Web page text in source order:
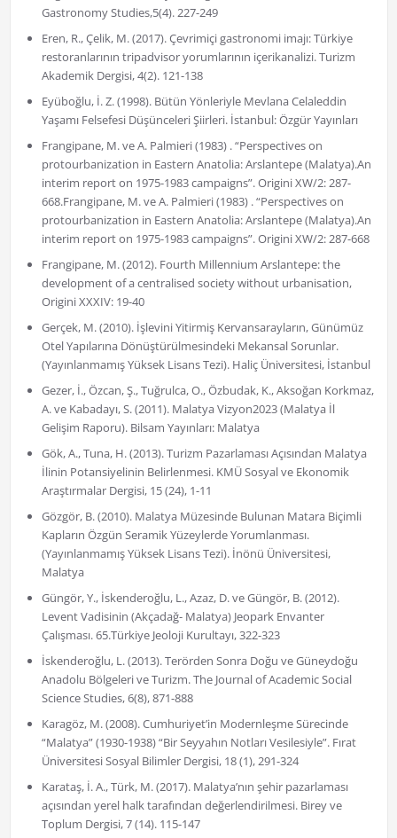
Gastronomy Studies,5(4). 227-249
Eren, R., Çelik, M. (2017). Çevrimiçi gastronomi imajı: Türkiye
restoranlarının tripadvisor yorumlarının içerikanalizi. Turizm
Akademik Dergisi, 4(2). 121-138
Eyüboğlu, İ. Z. (1998). Bütün Yönleriyle Mevlana Celaleddin
Yaşamı Felsefesi Düşünceleri Şiirleri. İstanbul: Özgür Yayınları
Frangipane, M. ve A. Palmieri (1983) . “Perspectives on
protourbanization in Eastern Anatolia: Arslantepe (Malatya).An
interim report on 1975-1983 campaigns”. Origini XW/2: 287-
668.Frangipane, M. ve A. Palmieri (1983) . “Perspectives on
protourbanization in Eastern Anatolia: Arslantepe (Malatya).An
interim report on 1975-1983 campaigns”. Origini XW/2: 287-668
Frangipane, M. (2012). Fourth Millennium Arslantepe: the
development of a centralised society without urbanisation,
Origini XXXIV: 19-40
Gerçek, M. (2010). İşlevini Yitirmiş Kervansarayların, Günümüz
Otel Yapılarına Dönüştürülmesindeki Mekansal Sorunlar.
(Yayınlanmamış Yüksek Lisans Tezi). Haliç Üniversitesi, İstanbul
Gezer, İ., Özcan, Ş., Tuğrulca, O., Özbudak, K., Aksoğan Korkmaz,
A. ve Kabadayı, S. (2011). Malatya Vizyon2023 (Malatya İl
Gelişim Raporu). Bilsam Yayınları: Malatya
Gök, A., Tuna, H. (2013). Turizm Pazarlaması Açısından Malatya
İlinin Potansiyelinin Belirlenmesi. KMÜ Sosyal ve Ekonomik
Araştırmalar Dergisi, 15 (24), 1-11
Gözgör, B. (2010). Malatya Müzesinde Bulunan Matara Biçimli
Kapların Özgün Seramik Yüzeylerde Yorumlanması.
(Yayınlanmamış Yüksek Lisans Tezi). İnönü Üniversitesi,
Malatya
Güngör, Y., İskenderoğlu, L., Azaz, D. ve Güngör, B. (2012).
Levent Vadisinin (Akçadağ- Malatya) Jeopark Envanter
Çalışması. 65.Türkiye Jeoloji Kurultayı, 322-323
İskenderoğlu, L. (2013). Terörden Sonra Doğu ve Güneydoğu
Anadolu Bölgeleri ve Turizm. The Journal of Academic Social
Science Studies, 6(8), 871-888
Karagöz, M. (2008). Cumhuriyet’in Modernleşme Sürecinde
“Malatya” (1930-1938) “Bir Seyyahın Notları Vesilesiyle”. Fırat
Üniversitesi Sosyal Bilimler Dergisi, 18 (1), 291-324
Karataş, İ. A., Türk, M. (2017). Malatya’nın şehir pazarlaması
açısından yerel halk tarafından değerlendirilmesi. Birey ve
Toplum Dergisi, 7 (14). 115-147